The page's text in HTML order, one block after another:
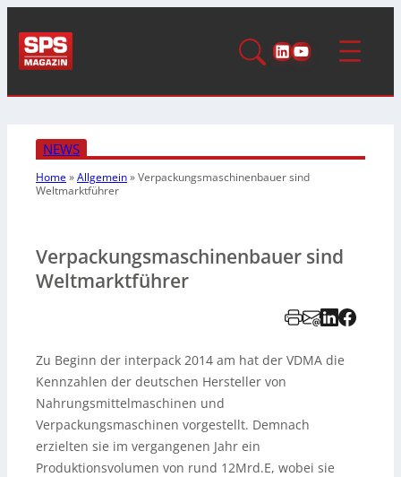
LinkedIn
YouTube
NEWS
Home»Allgemein»Verpackungsmaschinenbauersind
Weltmarktführer
Verpackungsmaschinenbauer sind
Weltmarktführer
Zu Beginn der interpack 2014 am hat der VDMA die
Kennzahlen der deutschen Hersteller von
Nahrungsmittelmaschinen und
Verpackungsmaschinen vorgestellt. Demnach
erzielten sie im vergangenen Jahr ein
Produktionsvolumen von rund 12Mrd.E, wobei sie